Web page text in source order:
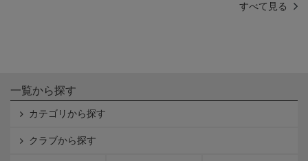
すべて見る
一覧から探す
カテゴリから探す
クラブから探す